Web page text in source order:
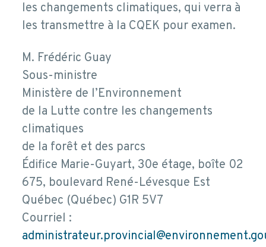
les changements climatiques, qui verra à
les transmettre à la CQEK pour examen.
M. Frédéric Guay
Sous-ministre
Ministère de l’Environnement
de la Lutte contre les changements
climatiques
de la forêt et des parcs
Édifice Marie-Guyart, 30e étage, boîte 02
675, boulevard René-Lévesque Est
Québec (Québec) G1R 5V7
Courriel :